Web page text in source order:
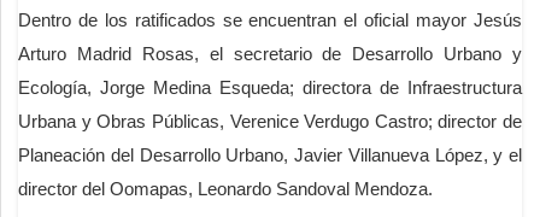
Dentro de los ratificados se encuentran el oficial mayor Jesús
Arturo Madrid Rosas, el secretario de Desarrollo Urbano y
Ecología, Jorge Medina Esqueda; directora de Infraestructura
Urbana y Obras Públicas, Verenice Verdugo Castro; director de
Planeación del Desarrollo Urbano, Javier Villanueva López, y el
director del Oomapas, Leonardo Sandoval Mendoza.